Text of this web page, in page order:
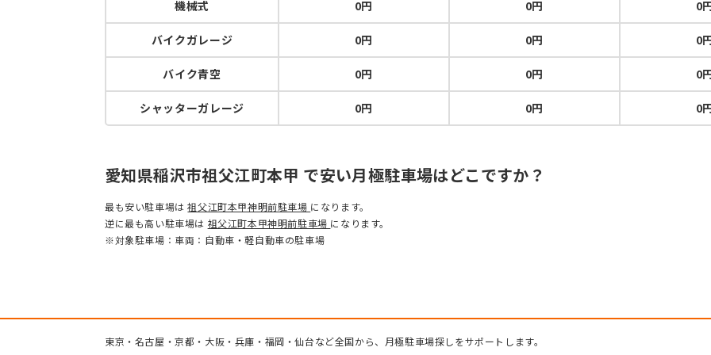
機械式 0円 0円 0
バイクガレージ 0円 0円 0
バイク青空 0円 0円 0
シャッターガレージ 0円 0円 0
愛知県稲沢市祖父江町本甲 で安い月極駐車場はどこですか？
最も安い駐車場は祖父江町本甲神明前駐車場 になります。
逆に最も高い駐車場は 祖父江町本甲神明前駐車場 になります。
※対象駐車場：車両：自動車・軽自動車の駐車場
東京・名古屋・京都・大阪・兵庫・福岡・仙台など全国から、月極駐車場探しをサポートします。